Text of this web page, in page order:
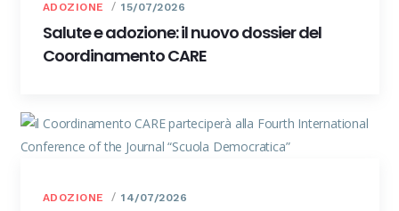
ADOZIONE 15/07/2026
Salute e adozione: il nuovo dossier del
Coordinamento CARE
ADOZIONE 14/07/2026